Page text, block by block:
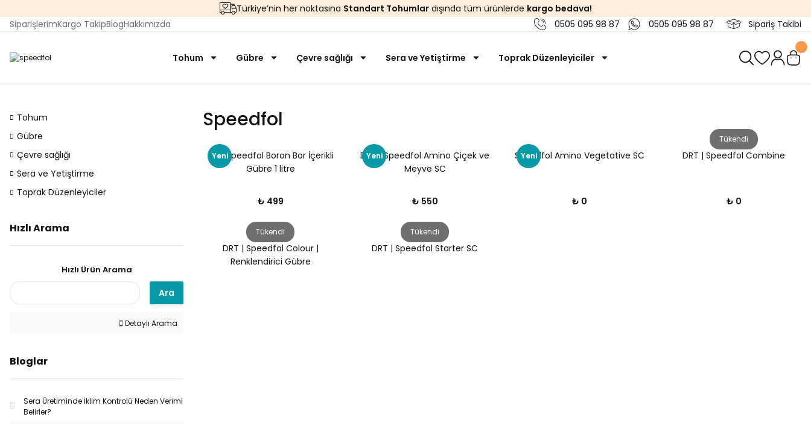
Türkiye’nin her noktasına Standart Tohumlardışında tüm ürünlerde kargo bedava!
SiparişlerimKargo TakipBlogHakkımızda 0505 095 98 87 0505 095 98 87 Sipariş Takibi
Tohum Gübre Çevre sağlığı Sera ve Yetiştirme Toprak Düzenleyiciler
Tohum
Gübre
Çevre sağlığı
Sera ve Yetiştirme
Toprak Düzenleyiciler
Hızlı Arama
Hızlı Ürün Arama
Ara
Detaylı Arama
Bloglar
Sera Üretiminde İklim Kontrolü Neden Verimi
Belirler?
Speedfol
Yeni
DRT Speedfol Boron Bor İçerikli
Gübre 1 litre
₺ 499
Yeni
DRT | Speedfol Amino Çiçek ve
Meyve SC
₺ 550
Yeni
Speedfol Amino Vegetative SC
₺ 0
Tükendi
DRT | Speedfol Combine
₺ 0
Tükendi
DRT | Speedfol Colour |
Renklendirici Gübre
Tükendi
DRT | Speedfol Starter SC